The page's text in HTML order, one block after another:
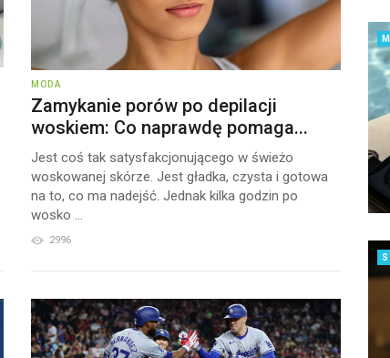
MODA
Zamykanie porów po depilacji
woskiem: Co naprawdę pomaga...
Jest coś tak satysfakcjonującego w świeżo
woskowanej skórze. Jest gładka, czysta i gotowa
na to, co ma nadejść. Jednak kilka godzin po
wosko ...
2996